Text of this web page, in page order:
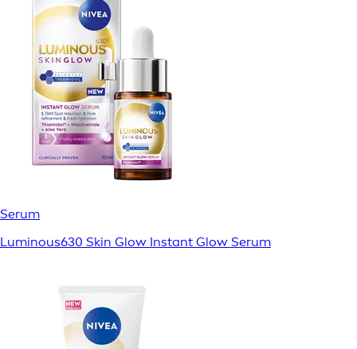
Serum
Luminous630 Skin Glow Instant Glow Serum